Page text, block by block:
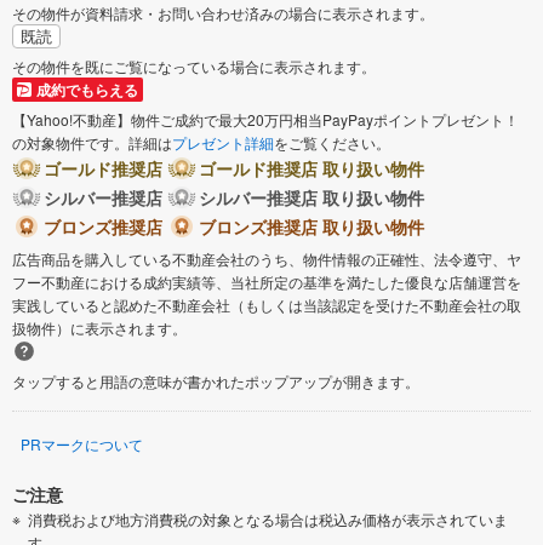
その物件が資料請求・お問い合わせ済みの場合に表示されます。
既読
その物件を既にご覧になっている場合に表示されます。
成約でもらえる
【Yahoo!不動産】物件ご成約で最大20万円相当PayPayポイントプレゼント！
の対象物件です。詳細はプレゼント詳細をご覧ください。
ゴールド推奨店
ゴールド推奨店 取り扱い物件
シルバー推奨店
シルバー推奨店 取り扱い物件
ブロンズ推奨店
ブロンズ推奨店 取り扱い物件
広告商品を購入している不動産会社のうち、物件情報の正確性、法令遵守、ヤ
フー不動産における成約実績等、当社所定の基準を満たした優良な店舗運営を
実践していると認めた不動産会社（もしくは当該認定を受けた不動産会社の取
扱物件）に表示されます。
タップすると用語の意味が書かれたポップアップが開きます。
PRマークについて
ご注意
消費税および地方消費税の対象となる場合は税込み価格が表示されていま